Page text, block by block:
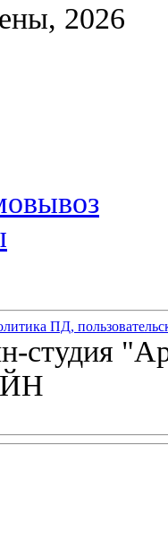
2026
ПД,
студия